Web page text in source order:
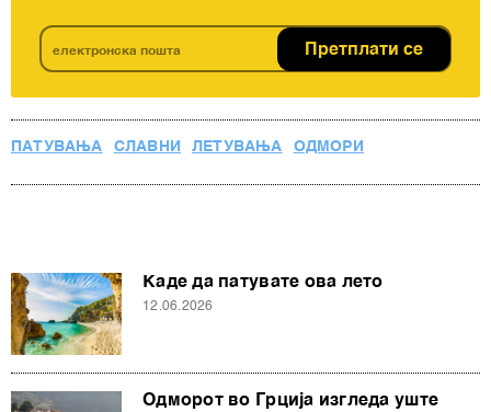
Претплати се
ПАТУВАЊА СЛАВНИ ЛЕТУВАЊА ОДМОРИ
Каде да патувате ова лето
12.06.2026
Одморот во Грција изгледа уште